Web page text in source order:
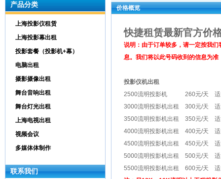
价格概览
快捷租赁最新官方价
说明：由于订单较多，请一定按我
息。我们将以此号码收到的信息为准
投影仪机出租
2500流明投影机 260元/天 适
3000流明投影机出租 300元/天 适
3500流明投影机出租 350元/天 适
4000流明投影机出租 400元/天 适
4500流明投影机出租 450元/天 适
5000流明投影机出租 500元/天 适
5500流明投影机出租 600元/天 适
产品分类
上海投影仪租赁
上海投影幕出租
投影套餐（投影机+幕）
电脑出租
摄影摄像出租
舞台音响出租
舞台灯光出租
上海电视出租
视频会议
多媒体体制作
联系我们